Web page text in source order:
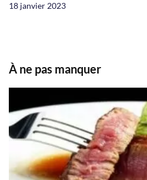
18 janvier 2023
À ne pas manquer